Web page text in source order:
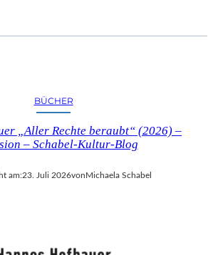
BÜCHER
„Aller Rechte beraubt“ (2026) –
– Schabel-Kultur-Blog
am:23. Juli 2026vonMichaela Schabel